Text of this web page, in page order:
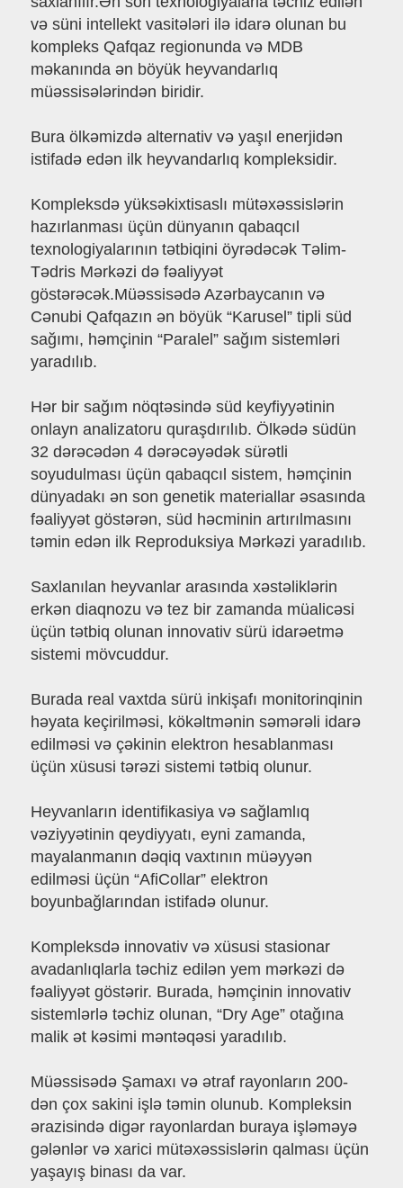
və süni intellekt vasitələri ilə idarə olunan bu
kompleks Qafqaz regionunda və MDB
məkanında ən böyük heyvandarlıq
müəssisələrindən biridir.
Bura ölkəmizdə alternativ və yaşıl enerjidən
istifadə edən ilk heyvandarlıq kompleksidir.
Kompleksdə yüksəkixtisaslı mütəxəssislərin
hazırlanması üçün dünyanın qabaqcıl
texnologiyalarının tətbiqini öyrədəcək Təlim-
Tədris Mərkəzi də fəaliyyət
göstərəcək.Müəssisədə Azərbaycanın və
Cənubi Qafqazın ən böyük “Karusel” tipli süd
sağımı, həmçinin “Paralel” sağım sistemləri
yaradılıb.
Hər bir sağım nöqtəsində süd keyfiyyətinin
onlayn analizatoru quraşdırılıb. Ölkədə südün
32 dərəcədən 4 dərəcəyədək sürətli
soyudulması üçün qabaqcıl sistem, həmçinin
dünyadakı ən son genetik materiallar əsasında
fəaliyyət göstərən, süd həcminin artırılmasını
təmin edən ilk Reproduksiya Mərkəzi yaradılıb.
Saxlanılan heyvanlar arasında xəstəliklərin
erkən diaqnozu və tez bir zamanda müalicəsi
üçün tətbiq olunan innovativ sürü idarəetmə
sistemi mövcuddur.
Burada real vaxtda sürü inkişafı monitorinqinin
həyata keçirilməsi, kökəltmənin səmərəli idarə
edilməsi və çəkinin elektron hesablanması
üçün xüsusi tərəzi sistemi tətbiq olunur.
Heyvanların identifikasiya və sağlamlıq
vəziyyətinin qeydiyyatı, eyni zamanda,
mayalanmanın dəqiq vaxtının müəyyən
edilməsi üçün “AfiCollar” elektron
boyunbağlarından istifadə olunur.
Kompleksdə innovativ və xüsusi stasionar
avadanlıqlarla təchiz edilən yem mərkəzi də
fəaliyyət göstərir. Burada, həmçinin innovativ
sistemlərlə təchiz olunan, “Dry Age” otağına
malik ət kəsimi məntəqəsi yaradılıb.
Müəssisədə Şamaxı və ətraf rayonların 200-
dən çox sakini işlə təmin olunub. Kompleksin
ərazisində digər rayonlardan buraya işləməyə
gələnlər və xarici mütəxəssislərin qalması üçün
yaşayış binası da var.